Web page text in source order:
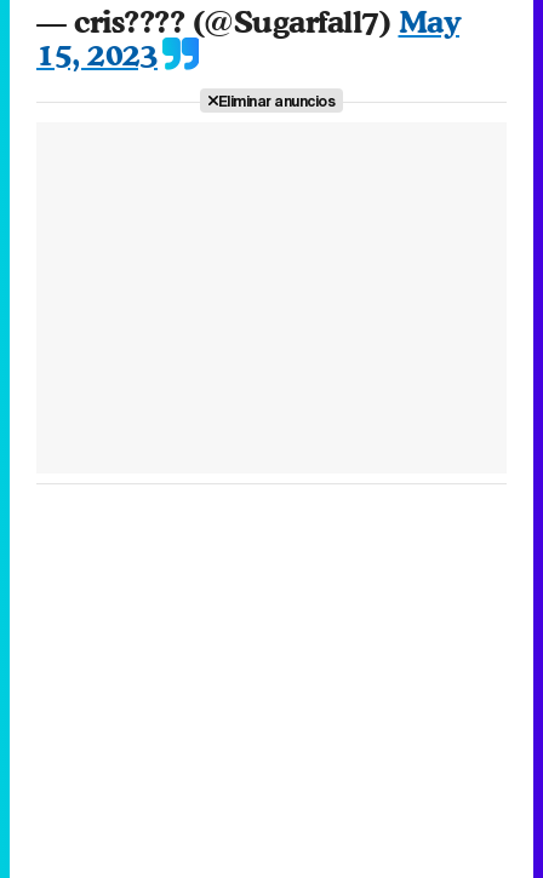
— cris???? (@Sugarfall7) May
15, 2023
Eliminar anuncios